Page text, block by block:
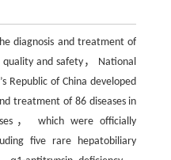
diagnosis and treatment of
quality and safety， National
Republic of China developed
treatment of 86 diseases in
， which were officially
five rare hepatobiliary